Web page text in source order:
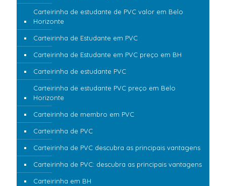
Carteirinha de estudante de PVC valor em Belo
Horizonte
Carteirinha de Estudante em PVC
Carteirinha de Estudante em PVC preço em BH
Carteirinha de estudante PVC
Carteirinha de estudante PVC preço em Belo
Horizonte
Carteirinha de membro em PVC
Carteirinha de PVC
Carteirinha de PVC descubra as principais vantagens
Carteirinha de PVC: descubra as principais vantagens
Carteirinha em BH